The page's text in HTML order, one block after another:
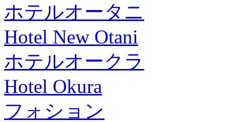
ホテルオータニ
Hotel New Otani
ホテルオークラ
Hotel Okura
フォション